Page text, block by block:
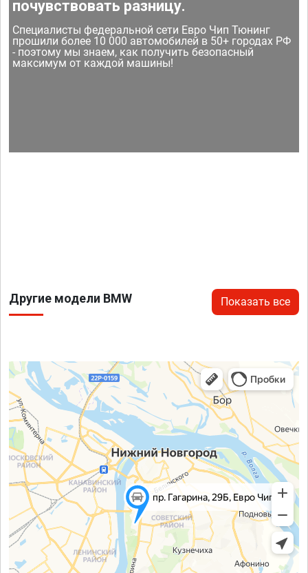
почувствовать разницу.
Специалисты федеральной сети Евро Чип Тюнинг
прошили более 10 000 автомобилей в 50+ городах РФ
- поэтому мы знаем, как получить безопасный
максимум от каждой машины!
Другие модели BMW Показать все